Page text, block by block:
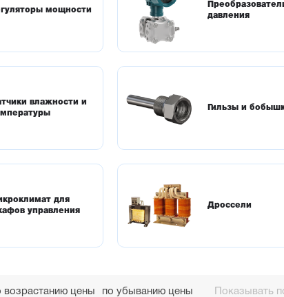
мощности
давления
влажности и
Гильзы и
для
управления
Дроссели
возрастанию цены по убыванию цены Показывать